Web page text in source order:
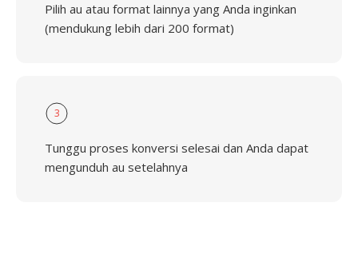
Pilih au atau format lainnya yang Anda inginkan
(mendukung lebih dari 200 format)
3
Tunggu proses konversi selesai dan Anda dapat
mengunduh au setelahnya